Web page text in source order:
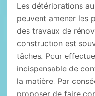
Les détériorations
peuvent amener les
des travaux de
construction est
tâches. Pour
indispensable de
la matière. Par
proposer de faire